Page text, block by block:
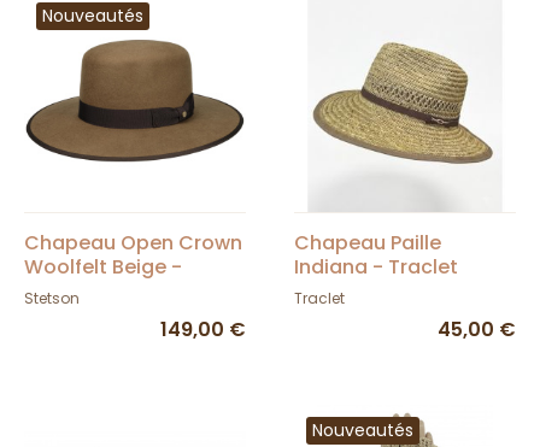
Nouveautés
Chapeau Open Crown
Woolfelt Beige -
Stetson
Stetson
149,00 €
Chapeau Paille
Indiana - Traclet
Traclet
45,00 €
Nouveautés